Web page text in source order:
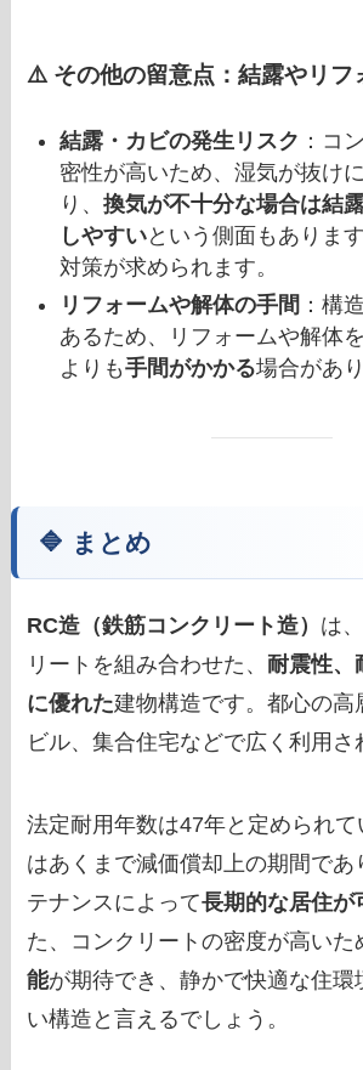
⚠️ その他の留意点：結露やリフ
結露・カビの発生リスク ：コ
密性が高いため、湿気が抜け
り、換気が不十分な場合は結
しやすいという側面もありま
対策が求められます。
リフォームや解体の手間 ：構
あるため、リフォームや解体
よりも手間がかかる場合があ
🔷 まとめ
RC造（鉄筋コンクリート造） は
リートを組み合わせた、 耐震性、
に優れた建物構造です。都心の高
ビル、集合住宅などで広く利用さ
法定耐用年数は47年と定められ
はあくまで減価償却上の期間であ
テナンスによって長期的な居住が
た、コンクリートの密度が高いた
能が期待でき、静かで快適な住環
い構造と言えるでしょう。